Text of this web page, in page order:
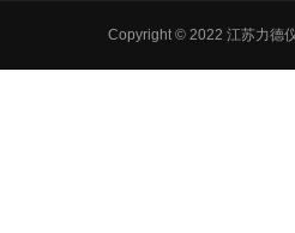
Copyright © 2022 江苏力